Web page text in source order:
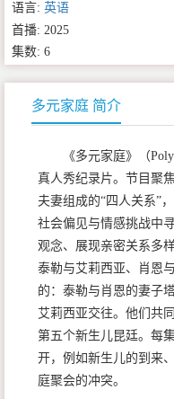
语言: 英语
首播: 2025
集数: 6
多元家庭 简介
《多元家庭》（
真人秀纪录片。节目聚
夫妻组成的“四人关系”
社会偏见与情感挑战中
观念、展现亲密关系多
泰勒与艾莉西亚、肖恩
的：泰勒与肖恩的妻子
艾莉西亚交往。他们共
第五个新生儿昆廷。每
开，例如新生儿的到来
庭聚会的冲突。